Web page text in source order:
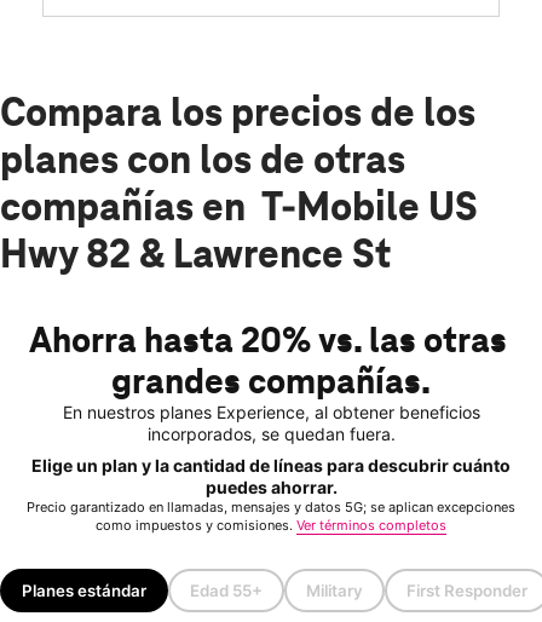
Compara los precios de los
planes con los de otras
compañías en T-Mobile US
Hwy 82 & Lawrence St